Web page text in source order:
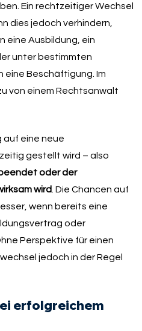
Ein rechtzeitiger Wechsel
dies jedoch verhindern,
eine Ausbildung, ein
unter bestimmten
eine Beschäftigung. Im
von einem Rechtsanwalt
auf eine neue
gestellt wird – also
oder der
wird . Die Chancen auf
wenn bereits eine
oder
Perspektive für einen
jedoch in der Regel
erfolgreichem